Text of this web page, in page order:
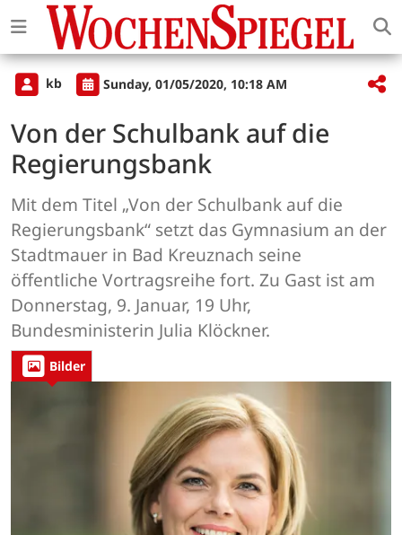
kb Sunday, 01/05/2020, 10:18 AM
Von der Schulbank auf die
Regierungsbank
Mit dem Titel „Von der Schulbank auf die
Regierungsbank“ setzt das Gymnasium an der
Stadtmauer in Bad Kreuznach seine
öffentliche Vortragsreihe fort. Zu Gast ist am
Donnerstag, 9. Januar, 19 Uhr,
Bundesministerin Julia Klöckner.
Bilder